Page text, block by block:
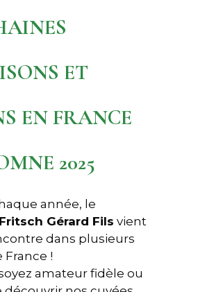
ET
EN FRANCE
2025
année, le
Gérard Fils vient
dans plusieurs
France !
amateur fidèle ou